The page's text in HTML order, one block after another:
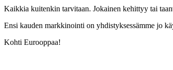
Kaikkia kuitenkin tarvitaan. Jokainen kehittyy tai
Ensi kauden markkinointi on yhdistyksessämme jo
Kohti Eurooppaa!